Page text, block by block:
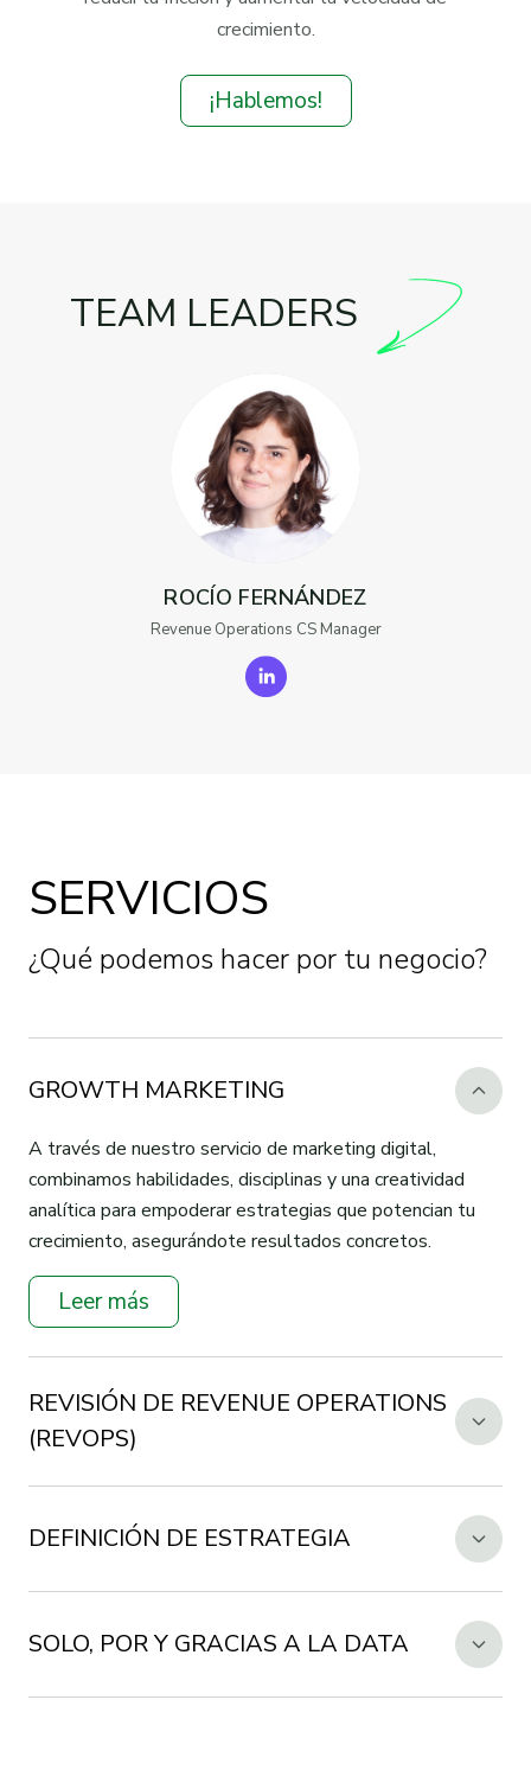
crecimiento.
¡Hablemos!
TEAM LEADERS
ROCÍO FERNÁNDEZ
Revenue Operations CS Manager
SERVICIOS
¿Qué podemos hacer por tu negocio?
GROWTH MARKETING
A través de nuestro servicio de marketing digital,
combinamos habilidades, disciplinas y una creatividad
analítica para empoderar estrategias que potencian tu
crecimiento, asegurándote resultados concretos.
Leer más
REVISIÓN DE REVENUE OPERATIONS
(REVOPS)
DEFINICIÓN DE ESTRATEGIA
SOLO, POR Y GRACIAS A LA DATA